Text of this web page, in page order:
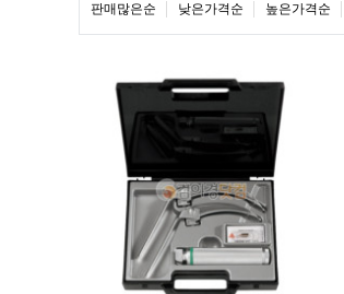
판매많은순 낮은가격순 높은가격순